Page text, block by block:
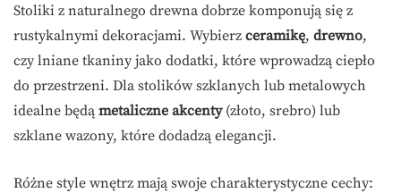
Stoliki z naturalnego drewna dobrze komponują się z
rustykalnymi dekoracjami. Wybierz ceramikę, drewno,
czy lniane tkaniny jako dodatki, które wprowadzą ciepło
do przestrzeni. Dla stolików szklanych lub metalowych
idealne będą metaliczne akcenty(złoto, srebro) lub
szklane wazony, które dodadzą elegancji.
Różne style wnętrz mają swoje charakterystyczne cechy: